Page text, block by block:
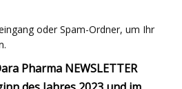
oder Spam-Ordner, um Ihr
Pharma NEWSLETTER